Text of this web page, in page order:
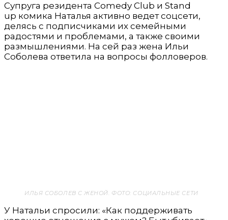
Супруга резидента Comedy Club и Stand
up комика Наталья активно ведет соцсети,
делясь с подписчиками их семейными
радостями и проблемами, а также своими
размышлениями. На сей раз жена Ильи
Соболева ответила на вопросы фолловеров.
ИЛЬЯ СОБОЛЕВ С ЖЕНОЙ. ФОТО: СОЦИАЛЬНЫЕ СЕТИ
У Натальи спросили: «Как поддерживать